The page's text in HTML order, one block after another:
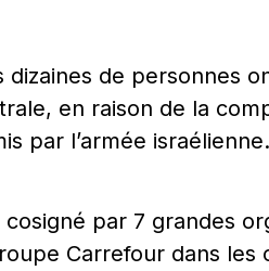
de personnes
en raison de la
par l’armée israélienne.
par 7 grandes
Carrefour dans les